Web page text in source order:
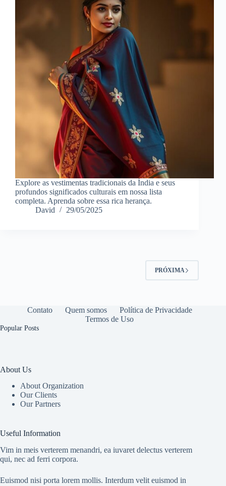
Explore as vestimentas tradicionais da Índia e seus
profundos significados culturais em nossa lista
completa. Aprenda sobre essa rica herança.
David
29/05/2025
PRÓXIMA
Contato Quem somos
Política de Privacidade
Termos de Uso
Popular Posts
About Us
About Organization
Our Clients
Our Partners
Useful Information
Vim in meis verterem menandri, ea iuvaret delectus verterem
qui, nec ad ferri corpora.
Euismod nisi porta lorem mollis. Interdum velit euismod in